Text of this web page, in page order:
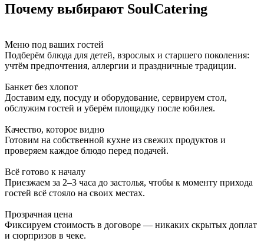
Почему выбирают SoulCatering
Меню под ваших гостей
Подберём блюда для детей, взрослых и старшего поколения:
учтём предпочтения, аллергии и праздничные традиции.
Банкет без хлопот
Доставим еду, посуду и оборудование, сервируем стол,
обслужим гостей и уберём площадку после юбилея.
Качество, которое видно
Готовим на собственной кухне из свежих продуктов и
проверяем каждое блюдо перед подачей.
Всё готово к началу
Приезжаем за 2–3 часа до застолья, чтобы к моменту прихода
гостей всё стояло на своих местах.
Прозрачная цена
Фиксируем стоимость в договоре — никаких скрытых доплат
и сюрпризов в чеке.